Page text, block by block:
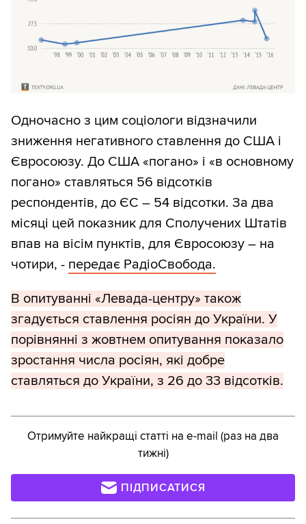
Одночасно з цим соціологи відзначили
зниження негативного ставлення до США і
Євросоюзу. До США «погано» і «в основному
погано» ставляться 56 відсотків
респондентів, до ЄС – 54 відсотки. За два
місяці цей показник для Сполучених Штатів
впав на вісім пунктів, для Євросоюзу – на
чотири, - передає РадіоСвобода.
В опитуванні «Левада-центру» також
згадується ставлення росіян до України. У
порівнянні з жовтнем опитування показало
зростання числа росіян, які добре
ставляться до України, з 26 до 33 відсотків.
Отримуйте найкращі статті на e-mail (раз на два
тижні)
ПІДПИСАТИСЯ